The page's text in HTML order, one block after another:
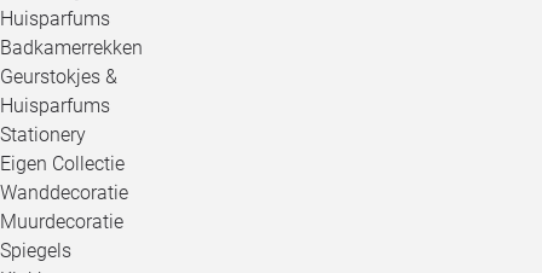
Huisparfums
Badkamerrekken
Geurstokjes &
Huisparfums
Stationery
Eigen Collectie
Wanddecoratie
Muurdecoratie
Spiegels